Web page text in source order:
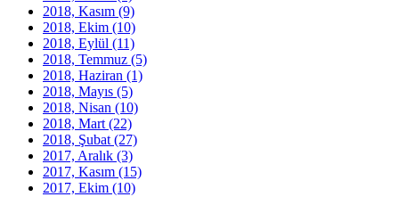
2018, Kasım (9)
2018, Ekim (10)
2018, Eylül (11)
2018, Temmuz (5)
2018, Haziran (1)
2018, Mayıs (5)
2018, Nisan (10)
2018, Mart (22)
2018, Şubat (27)
2017, Aralık (3)
2017, Kasım (15)
2017, Ekim (10)